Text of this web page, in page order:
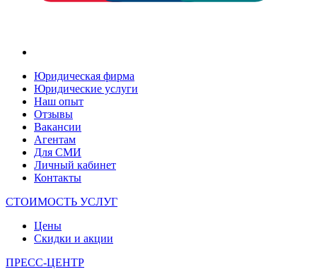
Юридическая фирма
Юридические услуги
Наш опыт
Отзывы
Вакансии
Агентам
Для СМИ
Личный кабинет
Контакты
СТОИМОСТЬ УСЛУГ
Цены
Скидки и акции
ПРЕСС-ЦЕНТР